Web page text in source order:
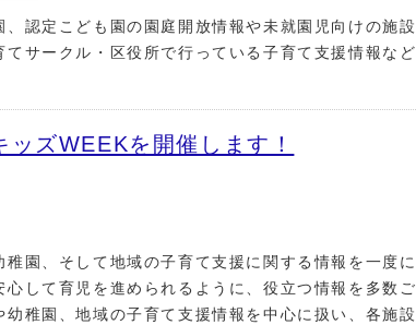
認定こども園の園庭開放情報や未就園児向けの施設
サークル・区役所で行っている子育て支援情報など
ズWEEKを開催します！
園、そして地域の子育て支援に関する情報を一度に
して育児を進められるように、役立つ情報を多数ご
稚園、地域の子育て支援情報を中心に扱い、各施設